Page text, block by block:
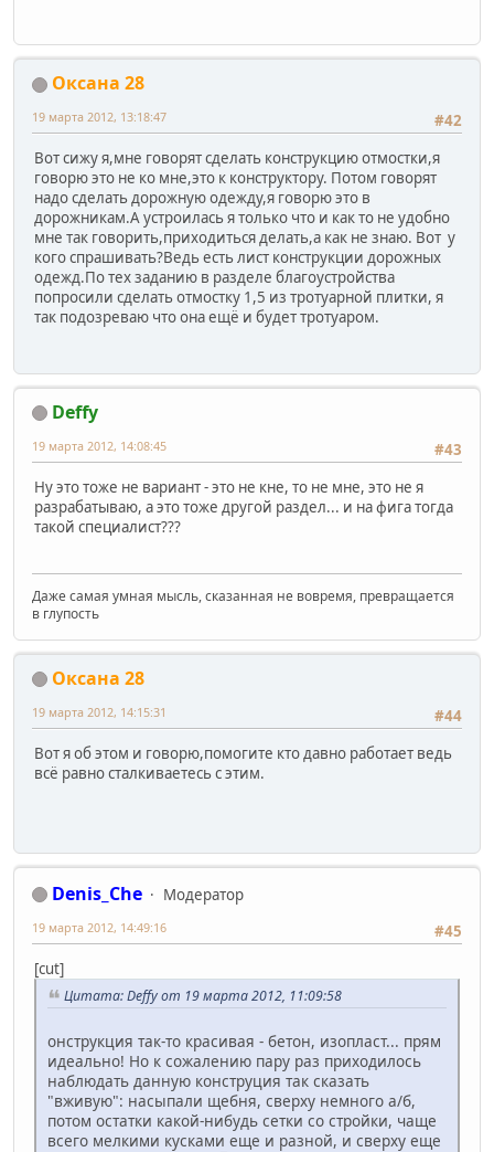
Оксана 28
#42
19 марта 2012, 13:18:47
Вот сижу я,мне говорят сделать конструкцию отмостки,я
говорю это не ко мне,это к конструктору. Потом говорят
надо сделать дорожную одежду,я говорю это в
дорожникам.А устроилась я только что и как то не удобно
мне так говорить,приходиться делать,а как не знаю. Вот у
кого спрашивать?Ведь есть лист конструкции дорожных
одежд.По тех заданию в разделе благоустройства
попросили сделать отмостку 1,5 из тротуарной плитки, я
так подозреваю что она ещё и будет тротуаром.
Deffy
#43
19 марта 2012, 14:08:45
Ну это тоже не вариант - это не кне, то не мне, это не я
разрабатываю, а это тоже другой раздел... и на фига тогда
такой специалист???
Даже самая умная мысль, сказанная не вовремя, превращается
в глупость
Оксана 28
#44
19 марта 2012, 14:15:31
Вот я об этом и говорю,помогите кто давно работает ведь
всё равно сталкиваетесь с этим.
Denis_Che
Модератор
#45
19 марта 2012, 14:49:16
[cut]
Цитата: Deffy от 19 марта 2012, 11:09:58
онструкция так-то красивая - бетон, изопласт... прям
идеально! Но к сожалению пару раз приходилось
наблюдать данную конструция так сказать
"вживую": насыпали щебня, сверху немного а/б,
потом остатки какой-нибудь сетки со стройки, чаще
всего мелкими кусками еще и разной, и сверху еще